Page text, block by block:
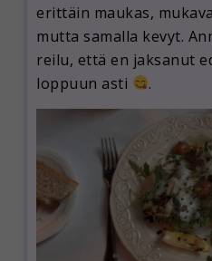
erittäin maukas,
mutta samalla kevyt.
reilu, että en jaksanut
loppuun asti
.